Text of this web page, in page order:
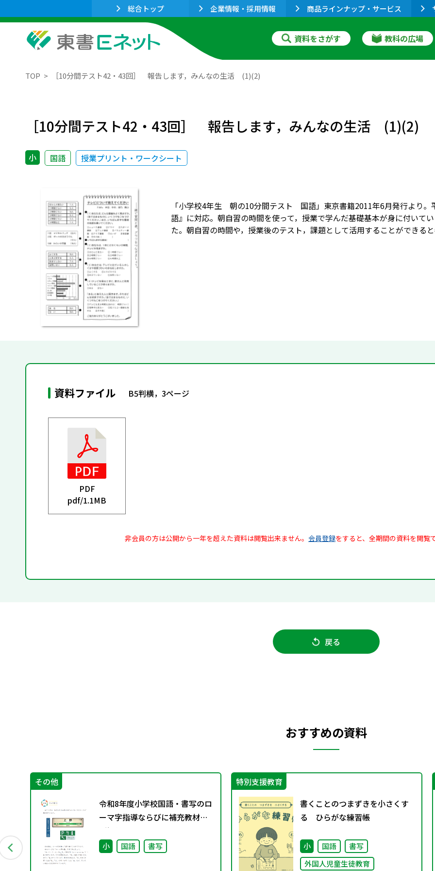
総合トップ 企業情報・採用情報 商品ラインナップ・サービス
資料をさがす 教科の広場
TOP ［10分間テスト42・43回］ 報告します，みんなの生活 (1)(2)
［10分間テスト42・43回］ 報告します，みんなの生活 (1)(2)
小 国語 授業プリント・ワークシート
「小学校4年生 朝の10分間テスト 国語」東京書籍2011年6月発行より
語』に対応。朝自習の時間を使って，授業で学んだ基礎基本が身に付いて
た。朝自習の時間や，授業後のテスト，課題として活用することができると
資料ファイル B5判横，3ページ
PDF
pdf/1.1MB
非会員の方は公開から一年を超えた資料は閲覧出来ません。 会員登録をすると、全期間の資料を閲覧
戻る
おすすめの資料
その他
令和8年度小学校国語・書写のロ
ーマ字指導ならびに補充教材の
ご提供について
小 国語 書写
特別支援教育
書くことのつまずきを小さくす
る ひらがな練習帳
小 国語
書写
外国人児童生徒教育